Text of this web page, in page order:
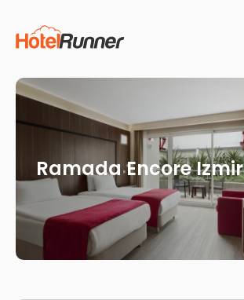
Ramada Encore Izmir